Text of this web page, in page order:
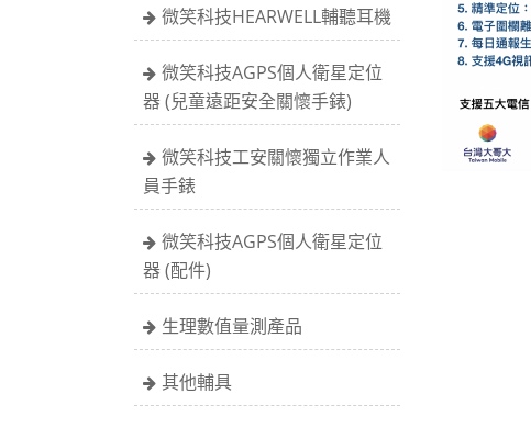
微笑科技HEARWELL輔聽耳機
微笑科技AGPS個人衛星定位
器 (兒童遠距安全關懷手錶)
微笑科技工安關懷獨立作業人
員手錶
微笑科技AGPS個人衛星定位
器 (配件)
生理數值量測產品
其他輔具